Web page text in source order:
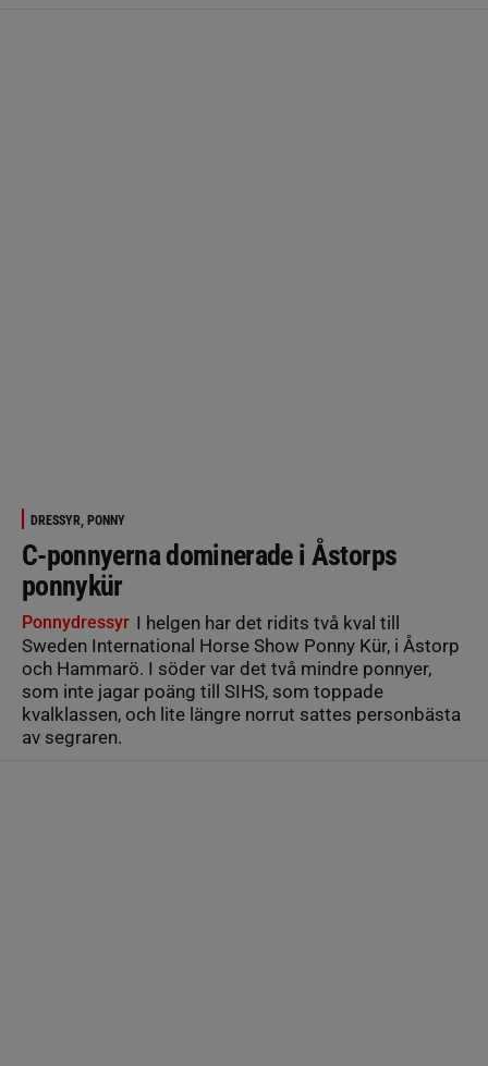
DRESSYR, PONNY
C-ponnyerna dominerade i Åstorps
ponnykür
Ponnydressyr I helgen har det ridits två kval till
Sweden International Horse Show Ponny Kür, i Åstorp
och Hammarö. I söder var det två mindre ponnyer,
som inte jagar poäng till SIHS, som toppade
kvalklassen, och lite längre norrut sattes personbästa
av segraren.